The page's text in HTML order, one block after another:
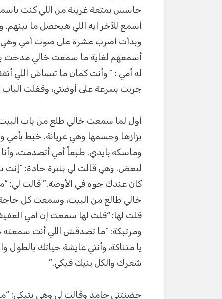
حاسس بمتعة غريبة من اللي كنت
أسمع للآخر ايه اللي هيحصل ما بينهم.
وبدأت أضرب عشرة على صوت أمي وهي
أسمعهم لغاية ما سمعت خالي مدحت
له أمي : ” وأنت كمان ما تنساش اللي
جريت بسرعة على أوضتي، وقفلت الباب
أول لما سمعت خالي طلع من باب
بزازها وجسمها وهي عريانة. خبط بأمي
وماسكه بايدي. طبعاً أمي أتصدمت،
لبعض. وهي قالت لي بنبرة حادة: “إنت
كان عندك جوه في الأوضة.” قالت لي:
خالي طالع من البيت، وسمعت كل
قلت لها: “قلت لها سمعت إن أمي
ومرتبكة: “ما تصدقش اللي أنت سمعته
يا متناكة، وأنتي عايشة حياتك
شعرك والكل ينيك فيكي.”
حضنتني جامد وقالت لي وهي بتبكي: